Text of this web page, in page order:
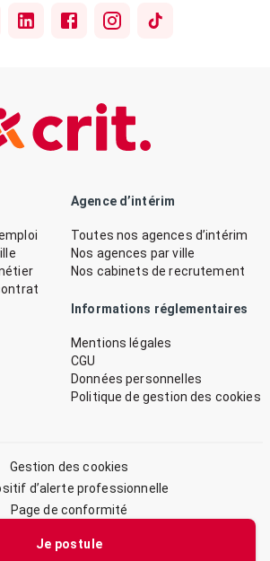
Je postule
Agence d’intérim
Toutes nos agences d’intérim
Nos agences par ville
Nos cabinets de recrutement
Informations réglementaires
Mentions légales
CGU
Données personnelles
Politique de gestion des cookies
Gestion des cookies
d’alerte professionnelle
Page de conformité
© 2026 CRIT